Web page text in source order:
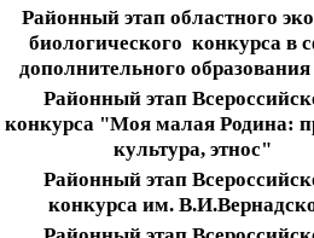
Районный этап областного
биологического конкурса в
дополнительного образования
Районный этап
конкурса "Моя малая Родина:
культура, этнос"
Районный этап
конкурса им.